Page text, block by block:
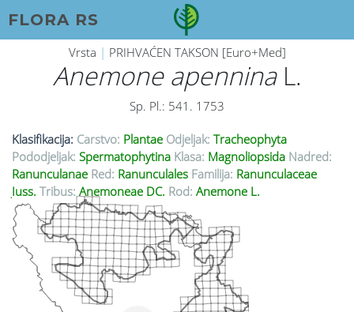
FLORA RS
Vrsta | PRIHVAĆEN TAKSON [Euro+Med]
Anemone apenninaL.
Sp. Pl.: 541. 1753
Klasifikacija: Carstvo: Plantae Odjeljak: Tracheophyta
Pododjeljak: Spermatophytina Klasa: Magnoliopsida Nadred:
Ranunculanae Red: Ranunculales Familija: Ranunculaceae
Juss. Tribus: Anemoneae DC. Rod: Anemone L.